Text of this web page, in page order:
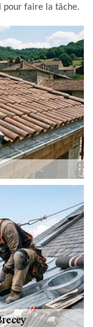
pour faire la tâche.